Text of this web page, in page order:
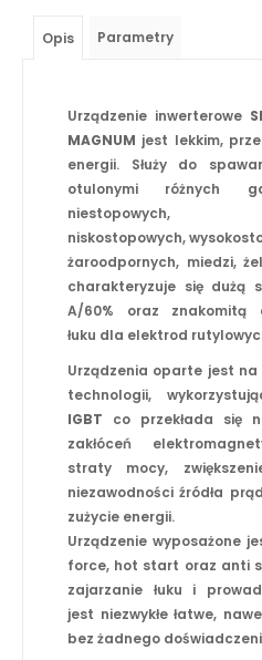
Opis Parametry
Urządzenie inwerterowe
MAGNUM jest lekkim,
energii. Służy do
otulonymi różnych
niestopowych,
niskostopowych,
żaroodpornych, miedzi,
charakteryzuje się dużą
A/60% oraz znakomitą
łuku dla elektrod
Urządzenia oparte jest na
technologii,
IGBT co przekłada się
zakłóceń
straty mocy,
niezawodności źródła
zużycie energii.
Urządzenie wyposażone
force, hot start oraz anti
zajarzanie łuku i
jest niezwykłe łatwe,
bez żadnego